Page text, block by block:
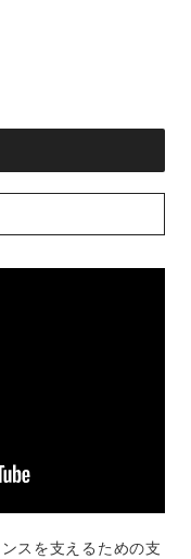
スを支えるための支